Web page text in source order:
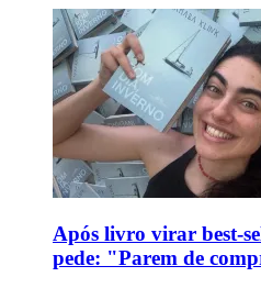
Após livro virar best-
pede: "Parem de